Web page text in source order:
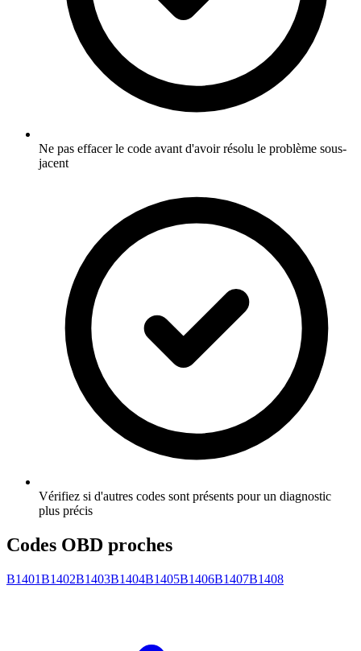
Ne pas effacer le code avant d'avoir résolu le problème sous-
jacent
Vérifiez si d'autres codes sont présents pour un diagnostic
plus précis
Codes OBD proches
B1401B1402B1403B1404B1405B1406B1407B1408